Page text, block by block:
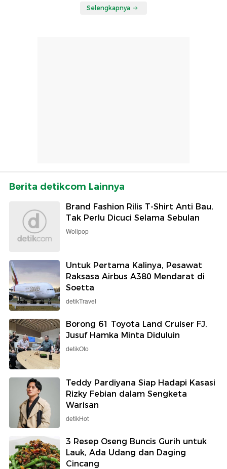
Selengkapnya
Berita detikcom Lainnya
Brand Fashion Rilis T-Shirt Anti Bau,
Tak Perlu Dicuci Selama Sebulan
Wolipop
Untuk Pertama Kalinya, Pesawat
Raksasa Airbus A380 Mendarat di
Soetta
detikTravel
Borong 61 Toyota Land Cruiser FJ,
Jusuf Hamka Minta Diduluin
detikOto
Teddy Pardiyana Siap Hadapi Kasasi
Rizky Febian dalam Sengketa
Warisan
detikHot
3 Resep Oseng Buncis Gurih untuk
Lauk, Ada Udang dan Daging
Cincang